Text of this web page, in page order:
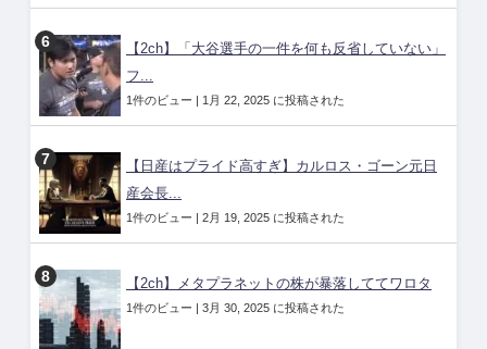
【2ch】「大谷選手の一件を何も反省していない」
フ...
1件のビュー | 1月 22, 2025 に投稿された
【日産はプライド高すぎ】カルロス・ゴーン元日
産会長...
1件のビュー | 2月 19, 2025 に投稿された
【2ch】メタプラネットの株が暴落しててワロタ
1件のビュー | 3月 30, 2025 に投稿された